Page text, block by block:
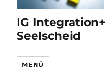
IG
Seelscheid
MENÜ